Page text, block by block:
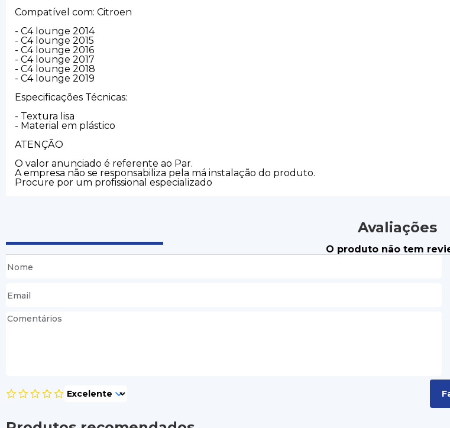
Compatível com: Citroen
- C4 lounge 2014
- C4 lounge 2015
- C4 lounge 2016
- C4 lounge 2017
- C4 lounge 2018
- C4 lounge 2019
Especificações Técnicas:
- Textura lisa
- Material em plástico
ATENÇÃO
O valor anunciado é referente ao Par.
A empresa não se responsabiliza pela má instalação do produto.
Procure por um profissional especializado
Avaliações
O produto não tem